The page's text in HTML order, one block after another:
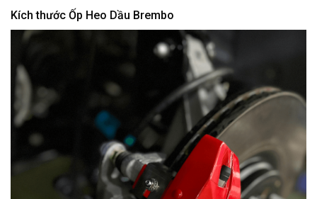
Kích thước Ốp Heo Dầu Brembo